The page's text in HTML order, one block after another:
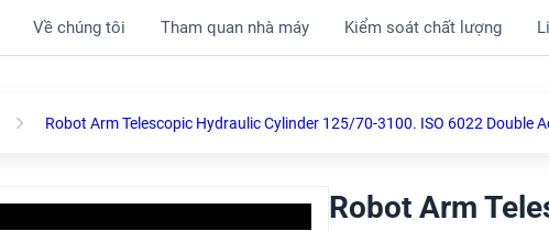
Về chúng tôi Tham quan nhà máy Kiểm soát chất lượng
Robot Arm Telescopic Hydraulic Cylinder 125/70-3100. ISO 6022 Double
Robot Arm